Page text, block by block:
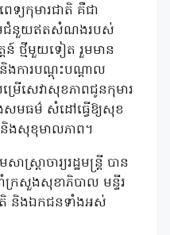
េទ្យកុមារជាតិ គឺជា
មជំនួយឥតសំណងរបស់
តន៍ ថ្មីមួយទៀត រួមមាន
និងការបណ្តុះបណ្តាល
បម្រើសេវាសុខភាពជូនកុមារ
មធម៌ សំដៅធ្វើឱ្យសុខ
ងសុខុមាលភាព។
ស្រ្តាចារ្យរដ្ឋមន្រ្តី បាន
រសួងសុខាភិបាល មន្ទីរ
ាតិ និងឯកជនទាំងអស់